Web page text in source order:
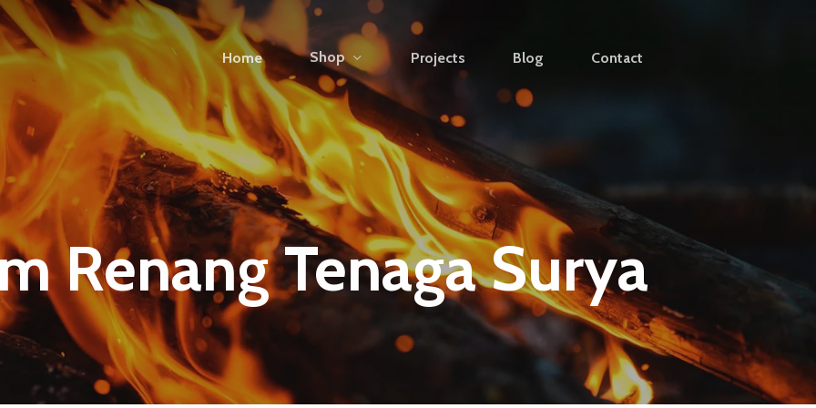
Home Shop Projects Blog Contact
Renang Tenaga Surya